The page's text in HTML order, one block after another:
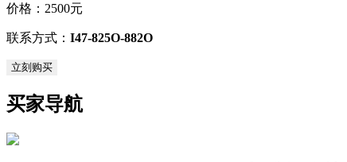
价格： 2500元
联系方式： I47-825O-882O
立刻购买
买家导航